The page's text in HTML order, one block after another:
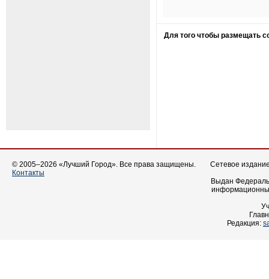
Для того чтобы размещать
© 2005–2026 «Лучший Город». Все права защищены.
Контакты
Сетевое
Выдан
Редакция: